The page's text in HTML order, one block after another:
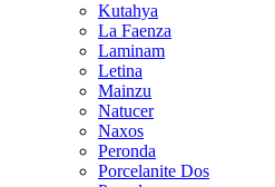
Kutahya
La Faenza
Laminam
Letina
Mainzu
Natucer
Naxos
Peronda
Porcelanite Dos